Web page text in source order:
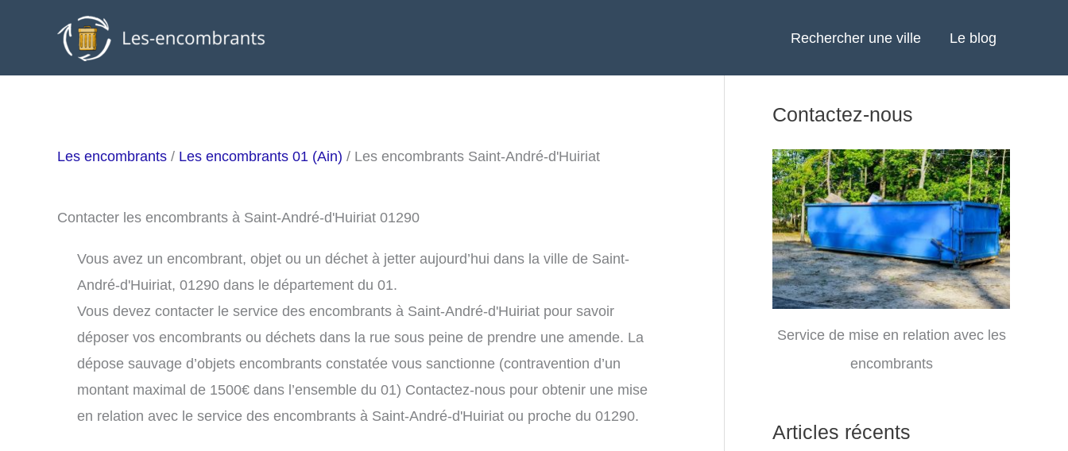
Rechercher une ville Le blog
Les encombrants / Les encombrants 01 (Ain) / Les encombrants Saint-André-d'Huiriat
Contacter les encombrants à Saint-André-d'Huiriat 01290
Vous avez un encombrant, objet ou un déchet à jetter aujourd’hui dans la ville de Saint-
André-d'Huiriat, 01290 dans le département du 01.
Vous devez contacter le service des encombrants à Saint-André-d'Huiriat pour savoir
déposer vos encombrants ou déchets dans la rue sous peine de prendre une amende. La
dépose sauvage d’objets encombrants constatée vous sanctionne (contravention d’un
montant maximal de 1500€ dans l’ensemble du 01) Contactez-nous pour obtenir une mise
en relation avec le service des encombrants à Saint-André-d'Huiriat ou proche du 01290.
Contactez-nous
Service de mise en relation avec les
encombrants
Articles récents